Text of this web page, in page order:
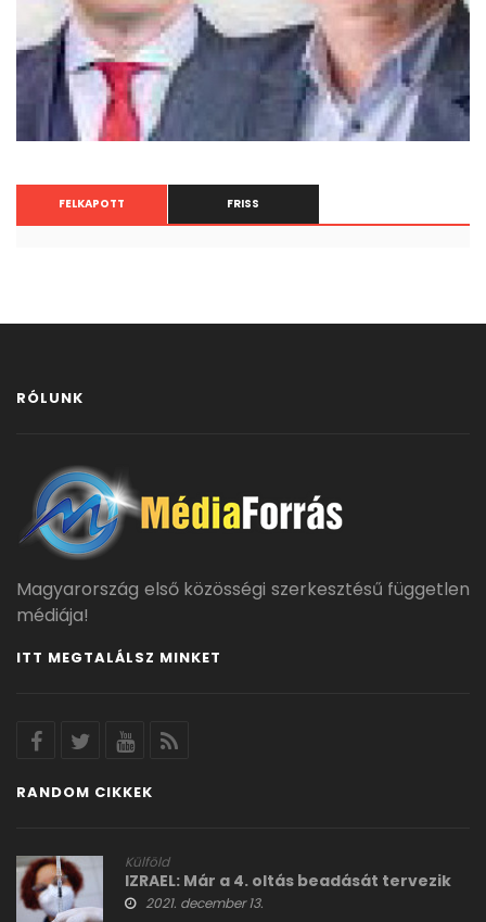
FELKAPOTT FRISS
RÓLUNK
Magyarország első közösségi szerkesztésű független
médiája!
ITT MEGTALÁLSZ MINKET
RANDOM CIKKEK
Külföld
IZRAEL: Már a 4. oltás beadását tervezik
2021. december 13.